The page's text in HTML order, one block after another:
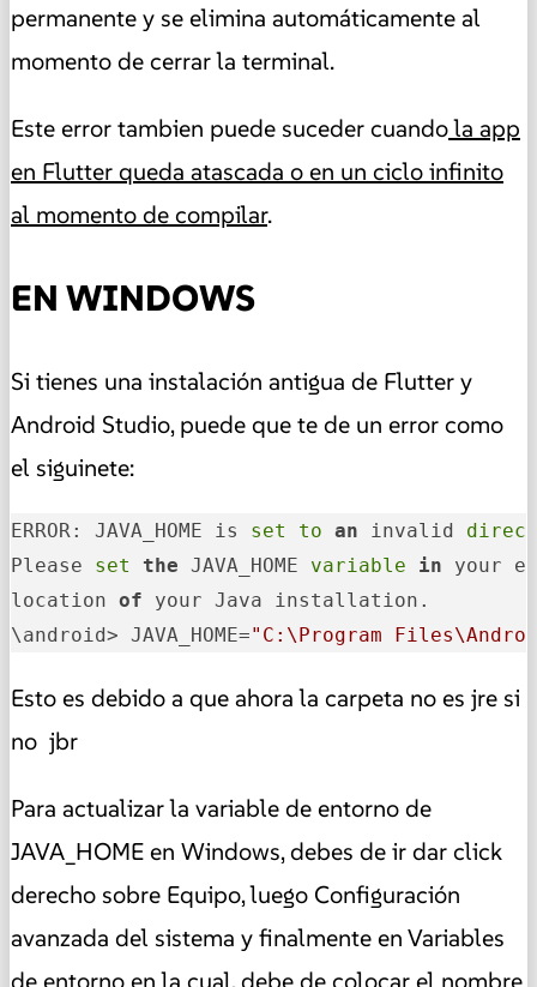
permanente y se elimina automáticamente al
momento de cerrar la terminal.
Este error tambien puede suceder cuandola app
en Flutter queda atascada o en un ciclo infinito
al momento de compilar.
EN WINDOWS
Si tienes una instalación antigua de Flutter y
Android Studio, puede que te de un error como
el siguinete:
ERROR: JAVA_HOME is set to an invalid
Please set the JAVA_HOME variable in your
location of your Java installation.
\android> JAVA_HOME="C:\Program
Esto es debido a que ahora la carpeta no es jre si
no jbr
Para actualizar la variable de entorno de
JAVA_HOME en Windows, debes de ir dar click
derecho sobre Equipo, luego Configuración
avanzada del sistema y finalmente en Variables